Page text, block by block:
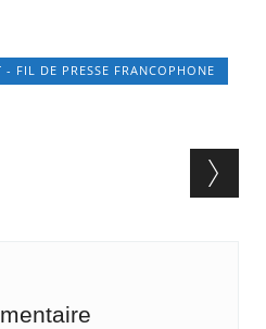
- FIL DE PRESSE FRANCOPHONE